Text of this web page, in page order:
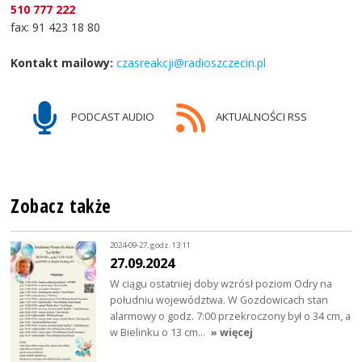
510 777 222
fax: 91 423 18 80
Kontakt mailowy: czasreakcji@radioszczecin.pl
PODCAST AUDIO AKTUALNOŚCI RSS
Zobacz także
2024-09-27, godz. 13:11
27.09.2024
W ciągu ostatniej doby wzrósł poziom Odry na
południu województwa. W Gozdowicach stan
alarmowy o godz. 7:00 przekroczony był o 34 cm, a
w Bielinku o 13 cm… » więcej